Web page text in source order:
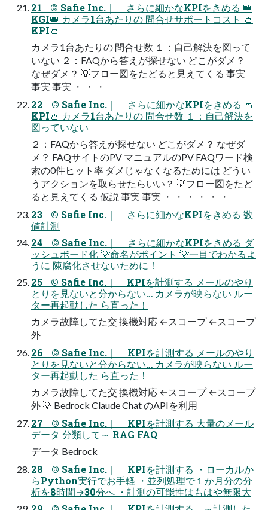
21 © Safie Inc.｜ さらに細かなKPIをきめる 👑
KGI👑 カメラ1台あたりの 問合せサポートコスト 👛
KPI👛
カメラ1台あたりの 問合せ数 １：自己解決を図って
いない ２：FAQから答えが探せない どこがダメ？
なぜダメ？ 💡フロー図をたどると見えてくる 事実
事実 事実 ・ ・ ・
22 © Safie Inc.｜ さらに細かなKPIをきめる 👛
KPI👛 カメラ1台あたりの 問合せ数 １：自己解決を
図っていない
２：FAQから答えが探せない どこがダメ？ なぜダ
メ？ FAQサイトのPV マニュアルのPV FAQワード検
索の0件ヒット率 ダメじゃなくなるためには どうい
うアクションを取らせたらいい？ 💡フロー図をたど
ると見えてくる 仮説 事実 事実 ・ ・ ・ ・ ・ ・
23 © Safie Inc.｜ さらに細かなKPIをきめる 数
値計測
24 © Safie Inc.｜ さらに細かなKPIをきめる ダ
ッシュボード化 💡命名がポイント 💡一目でわかるよ
うに 陳腐化させないために！
25 © Safie Inc.｜ KPIを計測する メールのやり
とりを見ないと分からない… カメラが映らない ルー
ター再起動した ら直った！
カメラ故障してた交 換機対応 ←スコープ ←スコープ
外
26 © Safie Inc.｜ KPIを計測する メールのやり
とりを見ないと分からない… カメラが映らない ルー
ター再起動した ら直った！
カメラ故障してた交 換機対応 ←スコープ ←スコープ
外 💡 Bedrock Claude Chat のAPIを利用
27 © Safie Inc.｜ KPIを計測する 大量のメール
データ 分類して～ RAG FAQ
データ Bedrock
28 © Safie Inc.｜ KPIを計測する ・ローカルか
らPython実行でお手軽 ・並列処理で１か月分の分
析を8時間→30分へ ・計測の可能性はもはや無限大